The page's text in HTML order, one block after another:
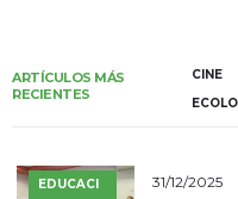
ARTÍCULOS MÁS
RECIENTES
CINE
EDUCACI
31/12/2025